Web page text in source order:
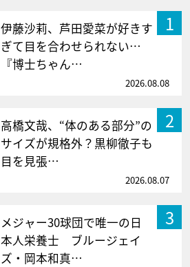
1
伊藤沙莉、芦田愛菜が好きす
ぎて目を合わせられない…
『博士ちゃん…
2026.08.08
2
高橋文哉、“体のある部分”の
サイズが規格外？黒柳徹子も
目を見張…
2026.08.07
3
メジャー30球団で唯一の日
本人栄養士 ブルージェイ
ズ・岡本和真…